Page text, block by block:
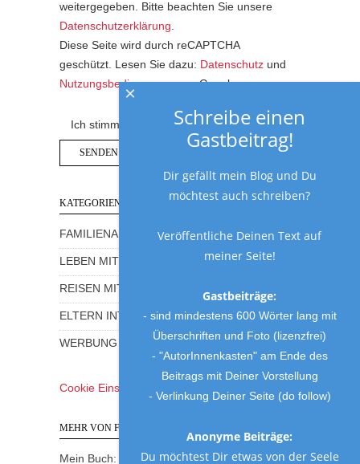
weitergegeben. Bitte beachten Sie unsere
Datenschutzerklärung.
Diese Seite wird durch reCAPTCHA
geschützt. Lesen Sie dazu: Datenschutz und
Nutzungsbedingungenvon Google.
Ich stimme der Datenschutzerklärung zu.
KATEGORIEN
FAMILIENALLTAG MIT HUMOR
LEBEN MIT KINDERN
REISEN MIT KINDERN
ELTERN INTERVIEWS
WERBUNG UND GEWINNSPIELE
Cookie Einstellungen
MEHR VON FRAU MUTTER
Mein Buch: Eine Mama am Rande des
Schreibe einen
Gastbeitrag!
Dir gefällt mein Blog und Du
möchtest auch schreiben?
Veröffentliche Deinen Text auf
meiner Seite!
Gastbeiträge:
- sind mindestens 600 Wörter lang mit
Überschriften und Foto (lizenzfrei)
- "AutorInnenkasten" am Ende des
Beitrags mit Deiner Vorstellung
- Verlinkung Deiner Seite (do follow)
Anonyme Beiträge:
Du möchtest Dir etwas von der Seele
×